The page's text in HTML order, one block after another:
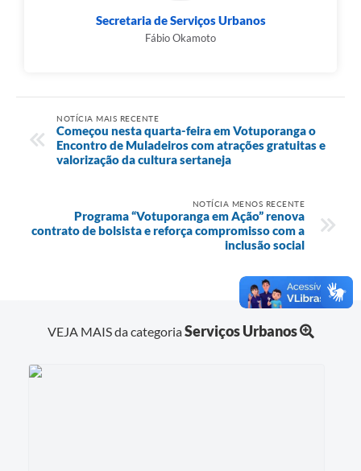
Secretaria de Serviços Urbanos
Fábio Okamoto
NOTÍCIA MAIS RECENTE
Começou nesta quarta-feira em Votuporanga o
Encontro de Muladeiros com atrações gratuitas e
valorização da cultura sertaneja
NOTÍCIA MENOS RECENTE
Programa “Votuporanga em Ação” renova
contrato de bolsista e reforça compromisso com a
inclusão social
VEJA MAIS da categoriaServiços Urbanos